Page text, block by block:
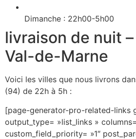
Dimanche : 22h00-5h00
livraison de nuit
Val-de-Marne
Voici les villes que nous livrons
(94) de 22h à 5h :
[page-generator-pro-related-links
output_type= »list_links »
custom_field_priority= »1″